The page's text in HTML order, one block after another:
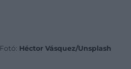
Fotó: Héctor Vásquez/Unsplash